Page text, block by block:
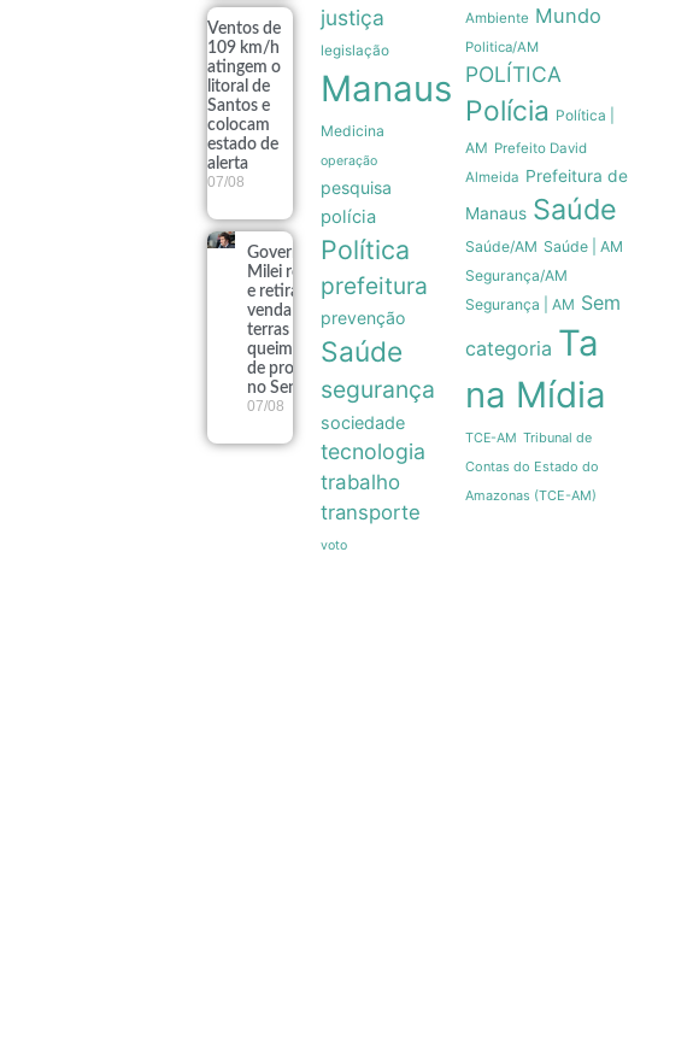
Ventos de
109 km/h
atingem o
litoral de
Santos e
colocam
estado de
alerta
07/08
Governo
Milei recua
e retira
venda de
terras
queimadas
de projeto
no Senado
07/08
justiça
legislação
Manaus
Medicina
operação
pesquisa
polícia
Política
prefeitura
prevenção
Saúde
segurança
sociedade
tecnologia
trabalho
transporte
voto
Ambiente Mundo
Politica/AM
POLÍTICA
Polícia Política |
AM Prefeito David
Almeida Prefeitura de
Manaus Saúde
Saúde/AM Saúde | AM
Segurança/AM
Segurança | AM Sem
categoria Ta
na Mídia
TCE-AM Tribunal de
Contas do Estado do
Amazonas (TCE-AM)